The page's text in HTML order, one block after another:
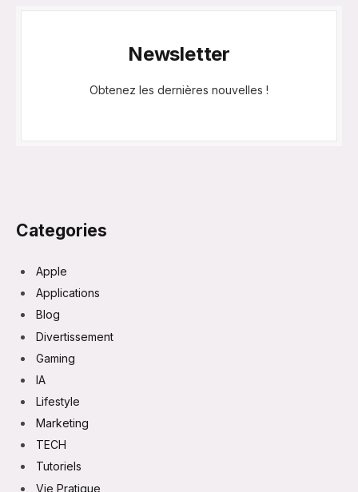
Newsletter
Obtenez les dernières nouvelles !
Categories
Apple
Applications
Blog
Divertissement
Gaming
IA
Lifestyle
Marketing
TECH
Tutoriels
Vie Pratique